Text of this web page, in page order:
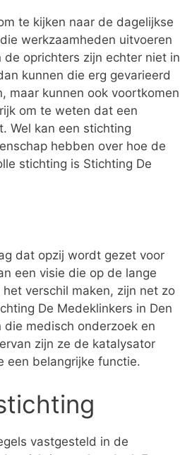
te kijken naar de dagelijkse
werkzaamheden uitvoeren
oprichters zijn echter niet in
kunnen die erg gevarieerd
maar kunnen ook voortkomen
om te weten dat een
Wel kan een stichting
hebben over hoe de
stichting is Stichting De
dat opzij wordt gezet voor
een visie die op de lange
verschil maken, zijn net zo
De Medeklinkers in Den
medisch onderzoek en
zijn ze de katalysator
een belangrijke functie.
vastgesteld in de